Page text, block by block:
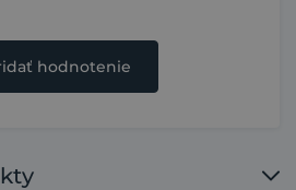
hodnotenie